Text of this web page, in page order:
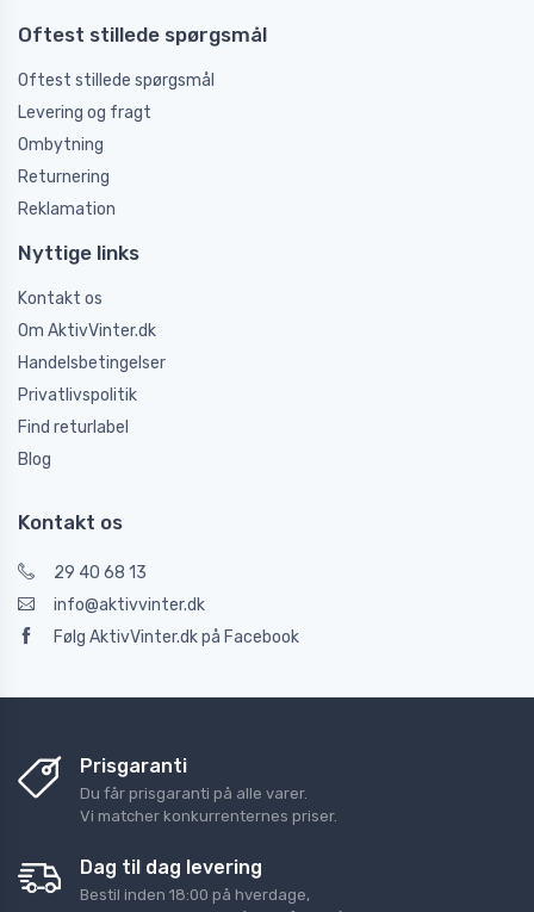
Oftest stillede spørgsmål
Oftest stillede spørgsmål
Levering og fragt
Ombytning
Returnering
Reklamation
Nyttige links
Kontakt os
Om AktivVinter.dk
Handelsbetingelser
Privatlivspolitik
Find returlabel
Blog
Kontakt os
29 40 68 13
info@aktivvinter.dk
Følg AktivVinter.dk på Facebook
Prisgaranti
Du får prisgaranti på alle varer.
Vi matcher konkurrenternes priser.
Dag til dag levering
Bestil inden 18:00 på hverdage,